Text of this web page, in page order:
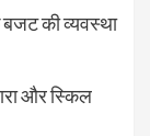
की व्यवस्था
और स्किल